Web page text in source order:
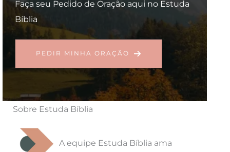
Faça seu Pedido de Oração aqui no Estuda
Bíblia
PEDIR MINHA ORAÇÃO
Sobre Estuda Bíblia
A equipe Estuda Bíblia ama